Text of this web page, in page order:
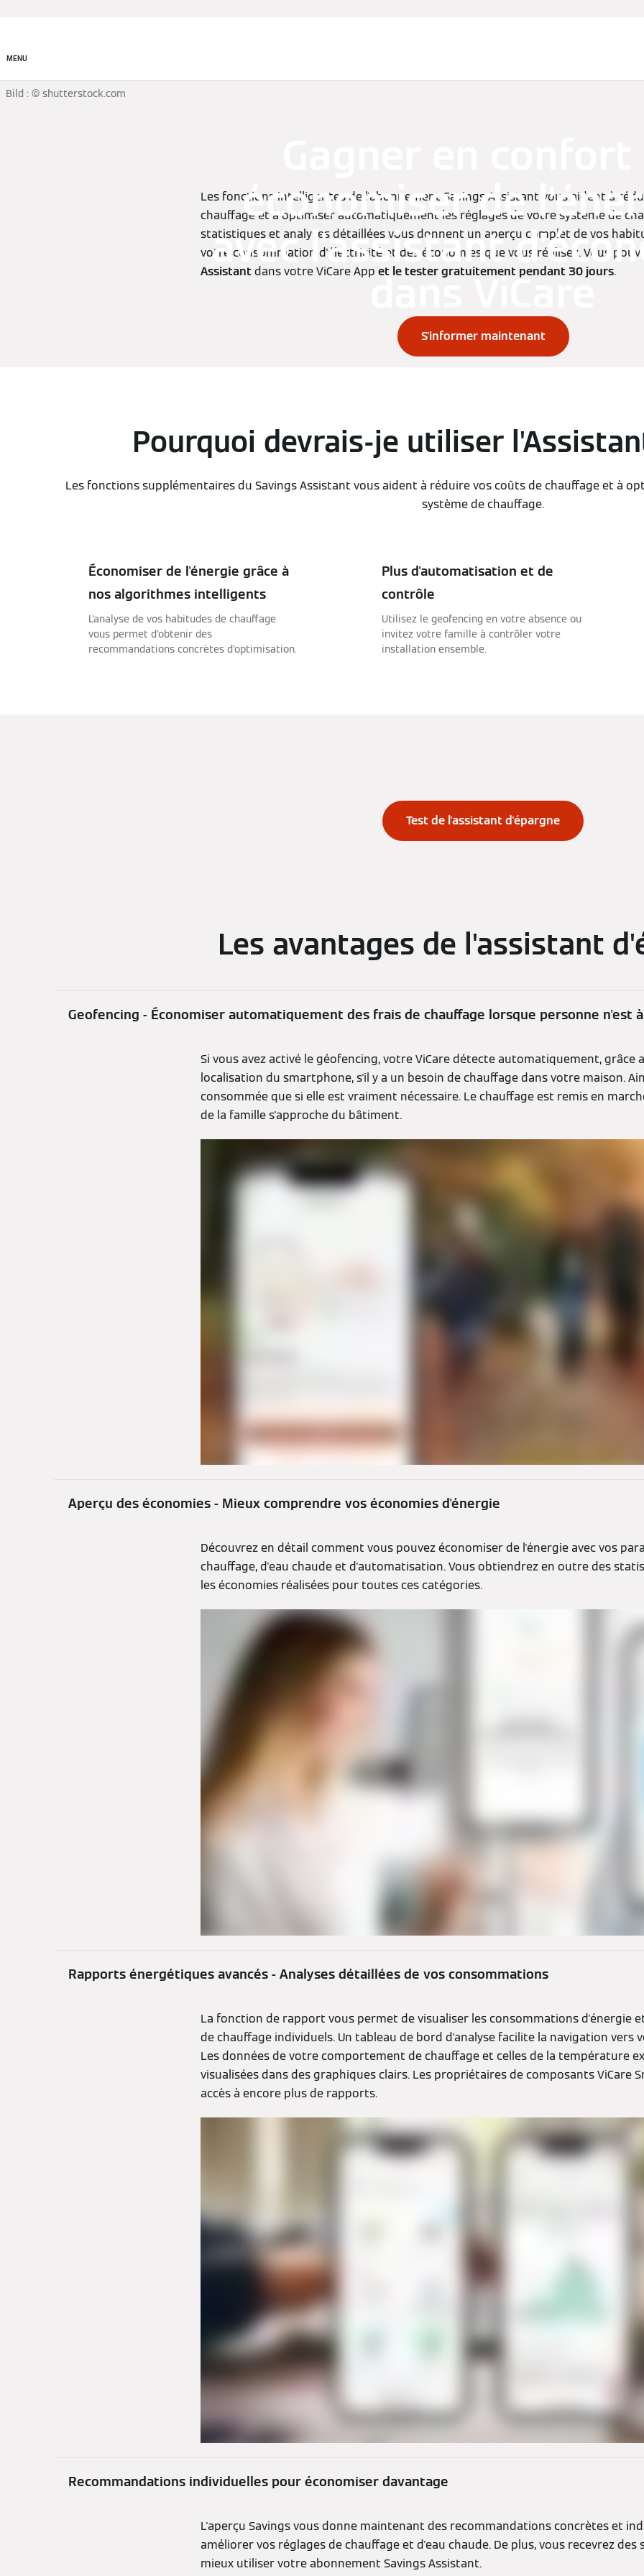
MENU
économiser de
avec l'assistant
dans ViCare
S'informer maintenant
Bild : © shutterstock.com
Les fonctions intelligentes de l'abonnement Savings Assistant vous aident à
chauffage et à optimiser automatiquement les réglages de votre système de
statistiques et analyses détaillées vous donnent un aperçu complet de vos
votre consommation d'électricité et des économies que vous réalisez. Vous
Assistant dans votre ViCare App et le tester gratuitement pendant 30 jours.
Pourquoi devrais-je utiliser
Les fonctions supplémentaires du Savings Assistant vous aident à réduire vos coûts de chauffage et à
système de chauffage.
Économiser de l'énergie grâce à
nos algorithmes intelligents
L'analyse de vos habitudes de chauffage
vous permet d'obtenir des
recommandations concrètes d'optimisation.
Plus d'automatisation et de
contrôle
Utilisez le geofencing en votre absence ou
invitez votre famille à contrôler votre
installation ensemble.
Test de l'assistant d'épargne
Les avantages de l'assistant
Geofencing - Économiser automatiquement des frais de chauffage lorsque personne n'est
Si vous avez activé le géofencing, votre ViCare détecte automatiquement, grâce
localisation du smartphone, s'il y a un besoin de chauffage dans votre maison.
consommée que si elle est vraiment nécessaire. Le chauffage est remis en
de la famille s'approche du bâtiment.
Aperçu des économies - Mieux comprendre vos économies d'énergie
Découvrez en détail comment vous pouvez économiser de l'énergie avec vos
chauffage, d'eau chaude et d'automatisation. Vous obtiendrez en outre des
les économies réalisées pour toutes ces catégories.
Rapports énergétiques avancés - Analyses détaillées de vos consommations
La fonction de rapport vous permet de visualiser les consommations d'énergie
de chauffage individuels. Un tableau de bord d'analyse facilite la navigation vers
Les données de votre comportement de chauffage et celles de la température
visualisées dans des graphiques clairs. Les propriétaires de composants ViCare
accès à encore plus de rapports.
Recommandations individuelles pour économiser davantage
L'aperçu Savings vous donne maintenant des recommandations concrètes et
améliorer vos réglages de chauffage et d'eau chaude. De plus, vous recevrez
mieux utiliser votre abonnement Savings Assistant.